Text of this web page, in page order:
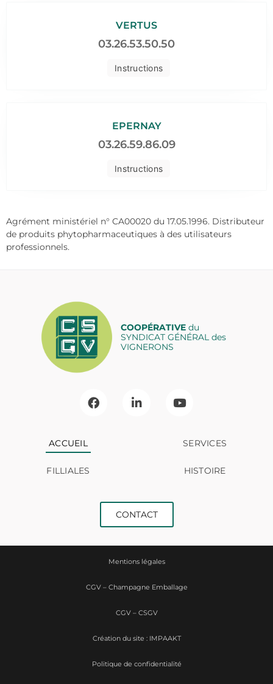
Instructions
VERTUS
03.26.53.50.50
Instructions
EPERNAY
03.26.59.86.09
Agrément ministériel n° CA00020 du 17.05.1996. Distributeur
de produits phytopharmaceutiques à des utilisateurs
professionnels.
COOPÉRATIVEdu
SYNDICAT GÉNÉRAL des
VIGNERONS
ACCUEIL SERVICES
FILLIALES HISTOIRE
CONTACT
Mentions légales
CGV – Champagne Emballage
CGV – CSGV
Politique de confidentialité
Création du site : IMPAAKT